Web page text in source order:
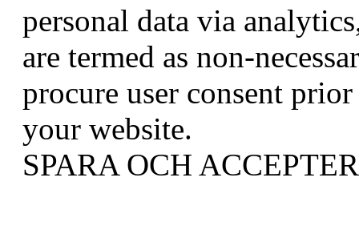
personal data via
are termed as non-
procure user consent
your website.
SPARA OCH